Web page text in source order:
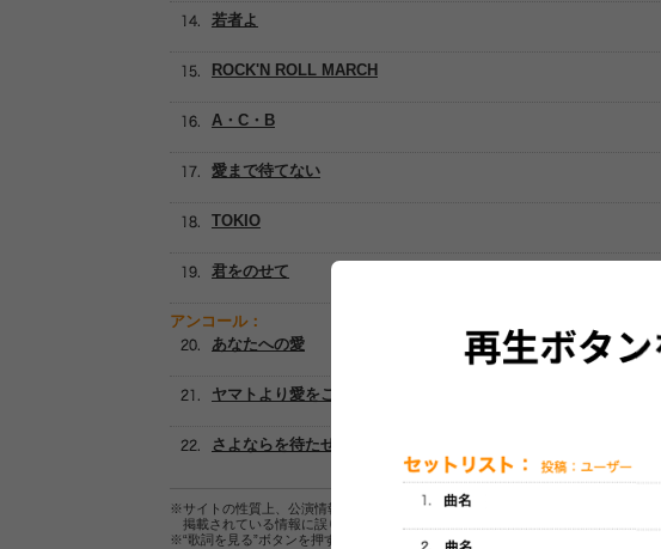
若者よ
ROCK'N ROLL MARCH
A・C・B
愛まで待てない
TOKIO
君をのせて
アンコール：
あなたへの愛
ヤマトより愛をこめて
さよならを待たせて
※サイトの性質上、公演情報およびセットリスト情報の正確性は保証されません
掲載されている情報に誤りがある場合は、
※“歌詞を見る”ボタンを押すと、株式会社ページワンが運営する歌詞サイト「